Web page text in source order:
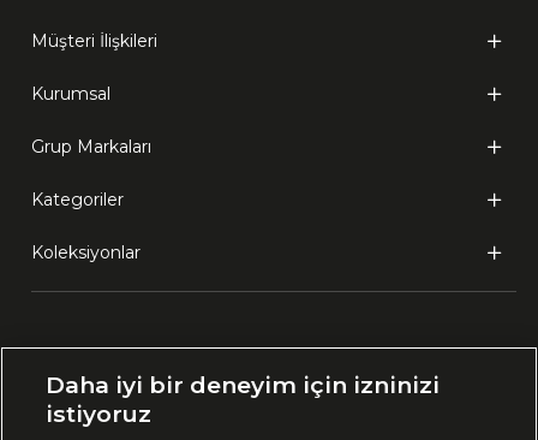
Müşteri İlişkileri
Kurumsal
Grup Markaları
Kategoriler
Koleksiyonlar
🇹🇷 Türkiye
Daha iyi bir deneyim için izninizi
istiyoruz